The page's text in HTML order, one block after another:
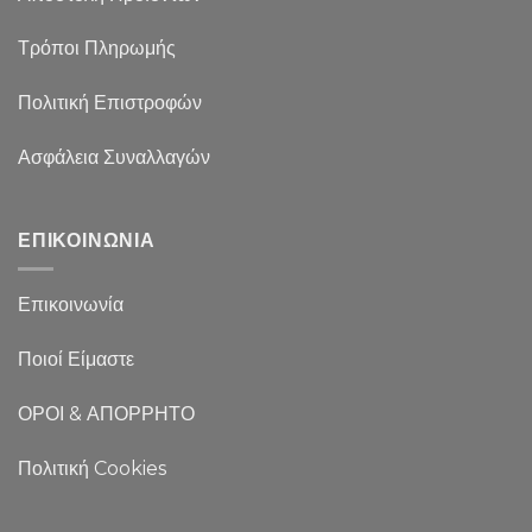
Τρόποι Πληρωμής
Πολιτική Επιστροφών
Ασφάλεια Συναλλαγών
ΕΠΙΚΟΙΝΩΝΙΑ
Επικοινωνία
Ποιοί Είμαστε
ΟΡΟΙ & ΑΠΟΡΡΗΤΟ
Πολιτική Cookies